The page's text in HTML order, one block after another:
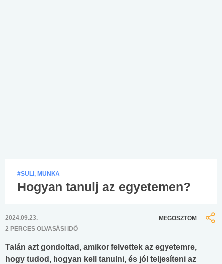
#SULI, MUNKA
Hogyan tanulj az egyetemen?
2024.09.23.
2 PERCES OLVASÁSI IDŐ
MEGOSZTOM
Talán azt gondoltad, amikor felvettek az egyetemre,
hogy tudod, hogyan kell tanulni, és jól teljesíteni az